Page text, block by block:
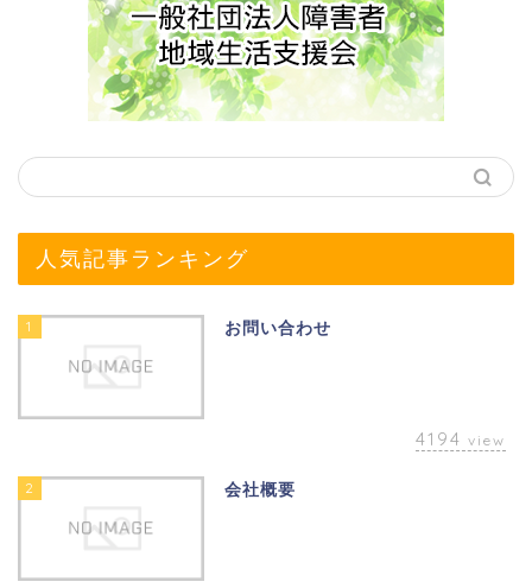
人気記事ランキング
1 お問い合わせ
4194 view
2 会社概要